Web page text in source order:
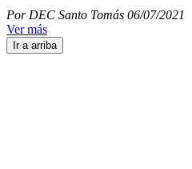
Por DEC Santo Tomás 06/07/2021
Ver más
Ir a arriba